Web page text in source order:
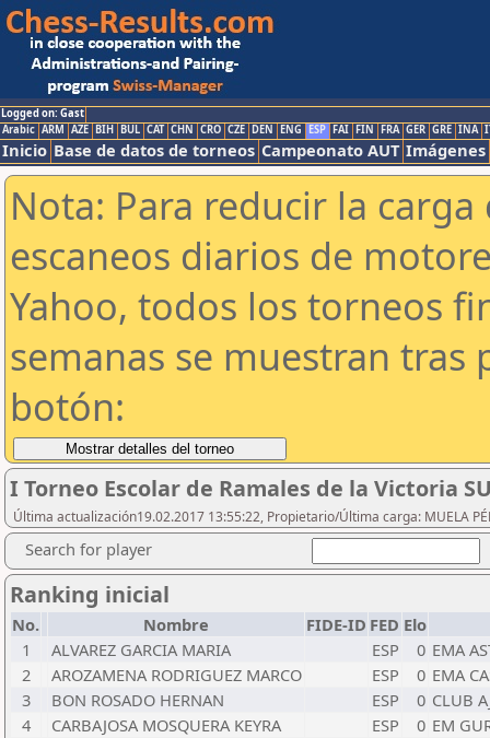
Logged on: Gast
Arabic ARM AZE BIH BUL CAT CHN CRO CZE DEN ENG ESP FAI FIN FRA GER GRE INA
Inicio Base de datos de torneos Campeonato AUT Imágenes
Nota: Para reducir la
escaneos diarios de
Yahoo, todos los torneos
semanas se muestran tras
botón:
I Torneo Escolar de Ramales de la Victoria
Última actualización19.02.2017 13:55:22, Propietario/Última carga: MUELA
Search for player
Ranking inicial
No. Nombre FIDE-ID FED Elo
1
ALVAREZ GARCIA MARIA ESP 0 EMA
2
AROZAMENA RODRIGUEZ MARCO ESP 0 EMA
3
BON ROSADO HERNAN ESP 0 CLUB
4
CARBAJOSA MOSQUERA KEYRA ESP 0 EM